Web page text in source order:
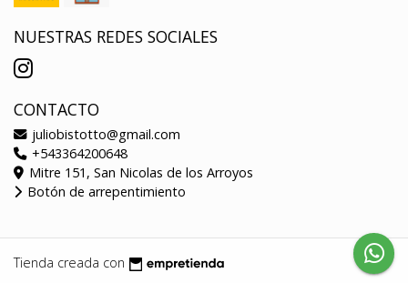
NUESTRAS REDES SOCIALES
CONTACTO
juliobistotto@gmail.com
+543364200648
Mitre 151, San Nicolas de los Arroyos
Botón de arrepentimiento
Tienda creada con